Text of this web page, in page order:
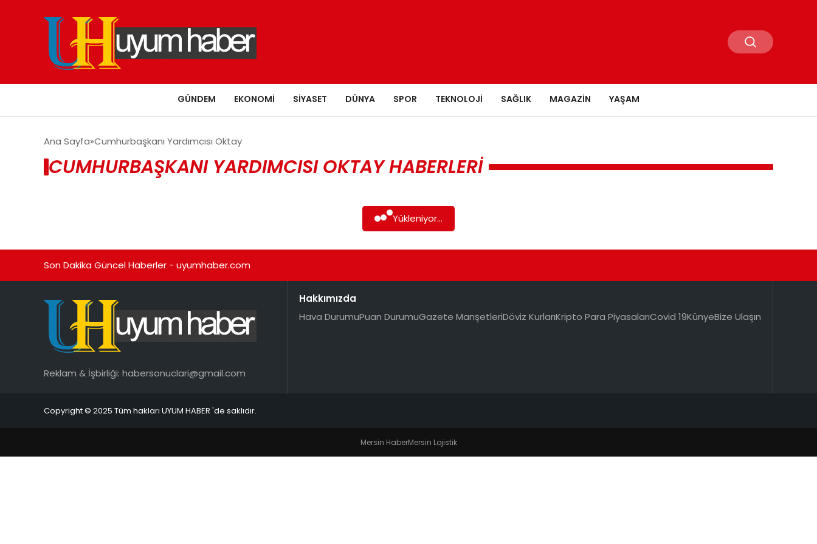
GÜNDEM EKONOMI SIYASET DÜNYA SPOR TEKNOLOJI SAĞLIK MAGAZIN YAŞAM
Ana Sayfa Cumhurbaşkanı Yardımcısı Oktay
CUMHURBAŞKANI YARDIMCISI OKTAY HABERLERI
Yükleniyor...
Son Dakika Güncel Haberler - uyumhaber.com
Reklam & İşbirliği: habersonuclari@gmail.com
Hakkımızda
Hava DurumuPuan DurumuGazete ManşetleriDöviz KurlarıKripto Para PiyasalarıCovid 19KünyeBize Ulaşın
Copyright © 2025 Tüm hakları UYUM HABER 'de saklıdır.
Mersin HaberMersin Lojistik